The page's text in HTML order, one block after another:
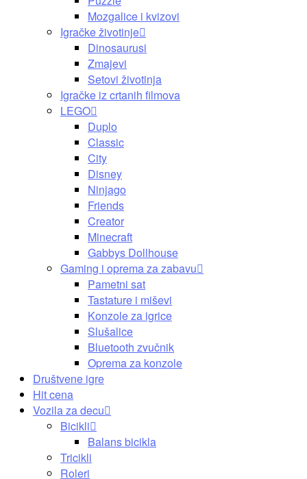
Mozgalice i kvizovi
Igračke životinje
Dinosaurusi
Zmajevi
Setovi životinja
Igračke iz crtanih filmova
LEGO
Duplo
Classic
City
Disney
Ninjago
Friends
Creator
Minecraft
Gabbys Dollhouse
Gaming i oprema za zabavu
Pametni sat
Tastature i miševi
Konzole za igrice
Slušalice
Bluetooth zvučnik
Oprema za konzole
Društvene igre
Hit cena
Vozila za decu
Bicikli
Balans bicikla
Tricikli
Roleri